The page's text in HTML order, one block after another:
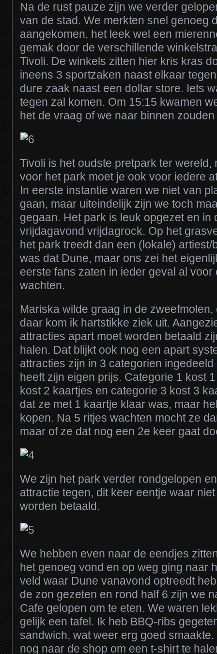
Na de rust pauze zijn we verder
van de stad. We merkten snel genoeg
aangekomen, het leek wel een
gemak door de verschillende
Tivoli. De winkels zitten hier kris kras
ineens 3 sportzaken naast elkaar
dure zaak naast een dollar store. Iets
tegen zal komen. Om 15:15 kwamen
het de vraag of we naar binnen
Tivoli is het oudste pretpark ter wereld,
voor het park moet je ook voor iedere
In eerste instantie waren we niet van
gaan, maar uiteindelijk zijn we toch
gegaan. Het park is leuk opgezet en in
vrijdagavond vrijdagrock. Op het
het park treedt dan een (lokale) artiest/
was dat Dune, maar ons zei het
eerste fans zaten in ieder geval al voor
wachten.
Mariska wilde graag in de
daar kom ik hartstikke ziek uit.
attracties apart moet worden betaald
halen. Dat blijkt ook nog een apart
attracties zijn in 3 categorien
heeft zijn eigen prijs. Categorie 1 kost
kost 2 kaartjes en categorie 3 kost 3
dat ze met 1 kaartje klaar was, maar
kopen. Na 5 ritjes wachten mocht ze
maar of ze dat nog een 2e keer gaat
We zijn het park verder rondgelopen
attractie tegen, dit keer eentje waar
worden betaald.
We hebben even naar de eendjes
het genoeg vond en op weg ging naar
veld waar Dune vanavond optreedt
de zon gezeten en rond half 6 zijn we
Cafe gelopen om te eten. We waren
gelijk een tafel. Ik heb BBQ-ribs
sandwich, wat weer erg goed
nog naar de shop om een t-shirt te